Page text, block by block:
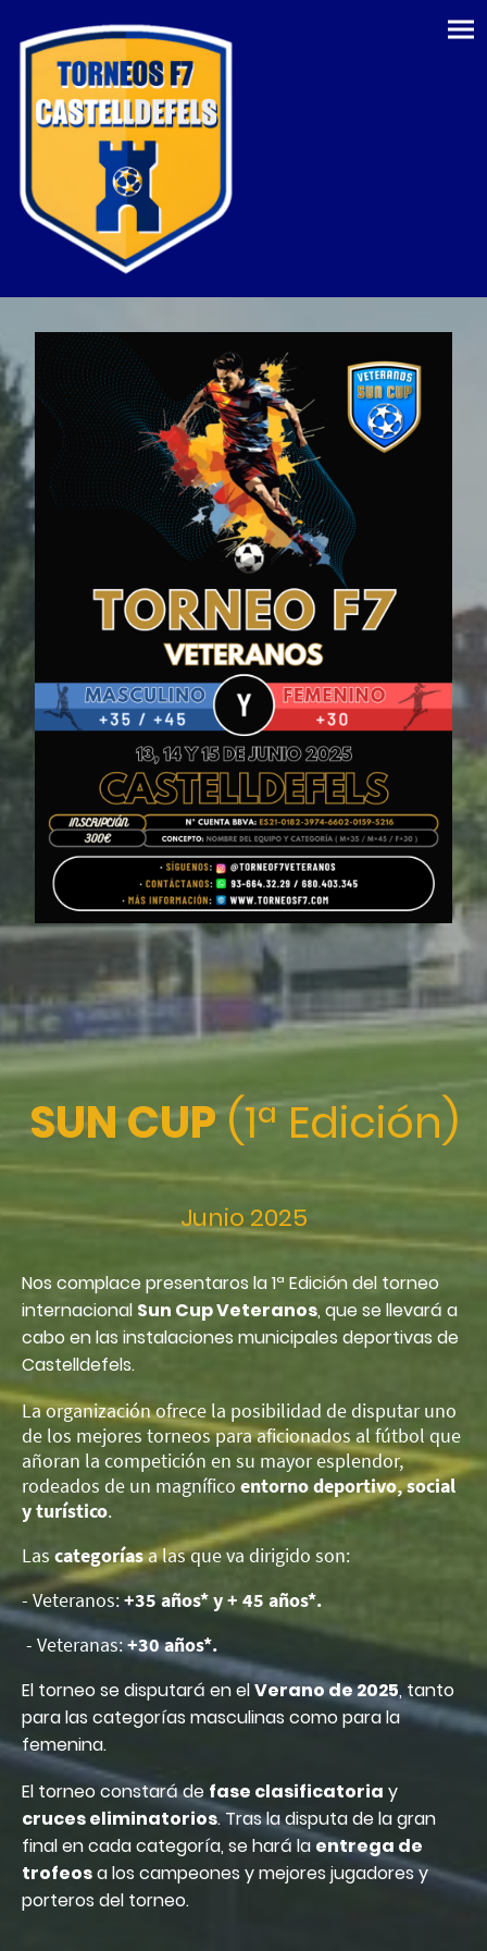
SUN CUP(1ª Edición)
Junio 2025
Nos complace presentaros la 1ª Edición del torneo
internacional Sun Cup Veteranos, que se llevará a
cabo en las instalaciones municipales deportivas de
Castelldefels.
La organización ofrece la posibilidad de disputar uno
de los mejores torneos para aficionados al fútbol que
añoran la competición en su mayor esplendor,
rodeados de un magnífico entorno deportivo, social
y turístico.
Lascategoríasa las que va dirigido son:
- Veteranos:+35 años* y + 45 años*.
- Veteranas:+30 años*.
El torneo se disputará en elVerano de 2025, tanto
para las categorías masculinas como para la
femenina.
El torneo constará de fase clasificatoria y
cruces eliminatorios. Tras la disputa de la gran
final en cada categoría, se hará laentrega de
trofeosa los campeones y mejores jugadores y
porteros del torneo.